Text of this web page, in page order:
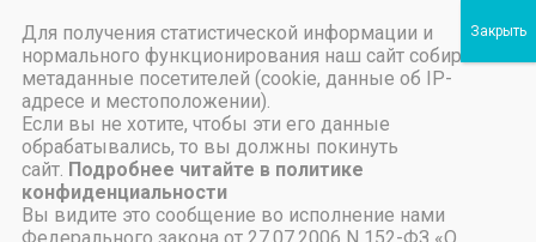
Пичаевский дом культуры
Мероприятия 2019 11.03.2019
«ПЕЙЗАЖИ РОДИНЫ»
Для получения статистической информации и
нормального функционирования наш сайт собирает
метаданные посетителей (cookie, данные об IP-
адресе и местоположении).
Если вы не хотите, чтобы эти его данные
обрабатывались, то вы должны покинуть
сайт. Подробнее читайте в политике
конфиденциальности
Вы видите это сообщение во исполнение нами